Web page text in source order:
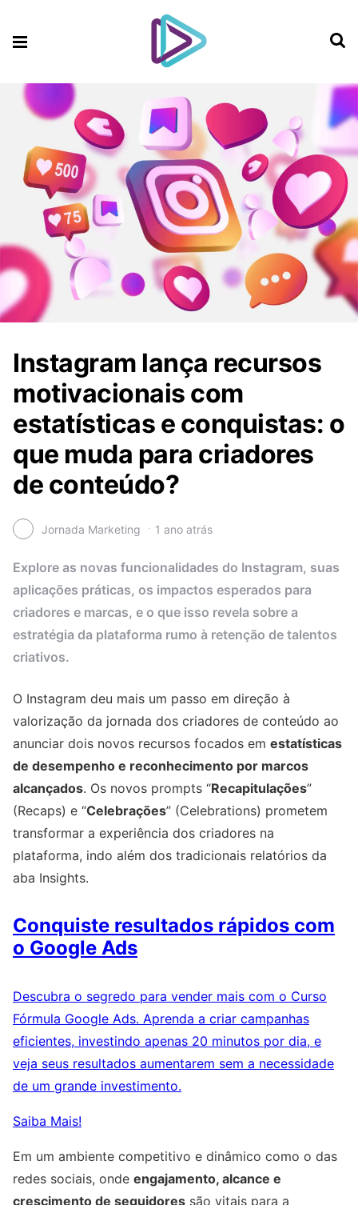
Instagram lança recursos
motivacionais com
estatísticas e conquistas: o
que muda para criadores
de conteúdo?
Jornada Marketing 1 ano atrás
Explore as novas funcionalidades do Instagram, suas
aplicações práticas, os impactos esperados para
criadores e marcas, e o que isso revela sobre a
estratégia da plataforma rumo à retenção de talentos
criativos.
O Instagram deu mais um passo em direção à
valorização da jornada dos criadores de conteúdo ao
anunciar dois novos recursos focados em estatísticas
de desempenho e reconhecimento por marcos
alcançados. Os novos prompts “Recapitulações”
(Recaps) e “Celebrações” (Celebrations) prometem
transformar a experiência dos criadores na
plataforma, indo além dos tradicionais relatórios da
aba Insights.
Conquiste resultados rápidos com
o Google Ads
Descubra o segredo para vender mais com o Curso
Fórmula Google Ads. Aprenda a criar campanhas
eficientes, investindo apenas 20 minutos por dia, e
veja seus resultados aumentarem sem a necessidade
de um grande investimento.
Saiba Mais!
Em um ambiente competitivo e dinâmico como o das
redes sociais, onde engajamento, alcance e
crescimento de seguidores são vitais para a